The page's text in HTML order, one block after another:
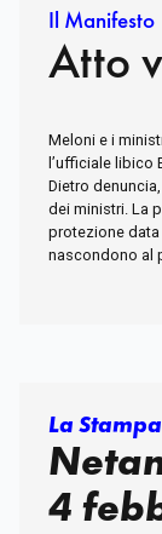
Il Manifesto
Atto
Meloni e i
l’ufficiale libico
Dietro
dei ministri. La
protezione
nascondono al
La Stampa
4